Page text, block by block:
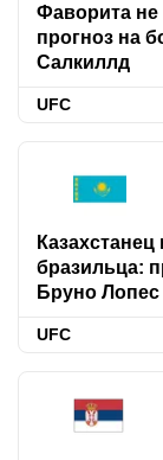
Фаворита
прогноз на
Салкиллд
UFC
бразильца:
Бруно Лопес
UFC